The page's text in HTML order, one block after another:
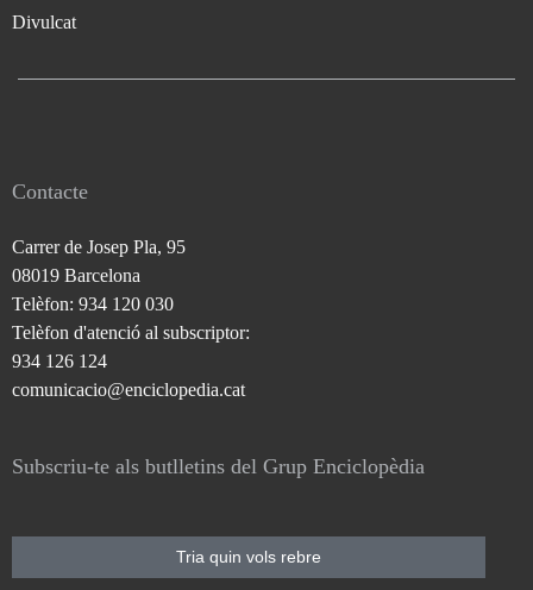
Divulcat
Contacte
Carrer de Josep Pla, 95
08019 Barcelona
Telèfon: 934 120 030
Telèfon d'atenció al subscriptor:
934 126 124
comunicacio@enciclopedia.cat
Subscriu-te als butlletins del Grup Enciclopèdia
Tria quin vols rebre